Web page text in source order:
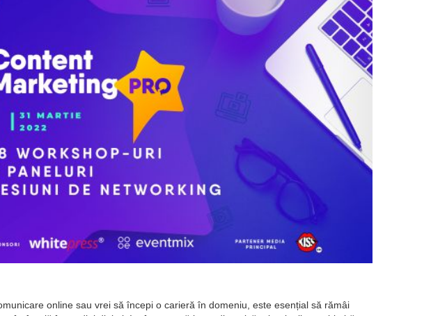
online sau vrei să începi o carieră în domeniu, este esențial să rămâi